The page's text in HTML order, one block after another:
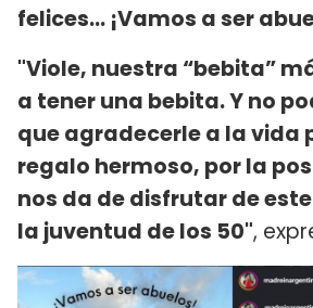
felices… ¡Vamos a ser
"Viole, nuestra “bebita”
a tener una bebita. Y no
que agradecerle a la vida
regalo hermoso, por la
nos da de disfrutar de
la juventud de los 50",